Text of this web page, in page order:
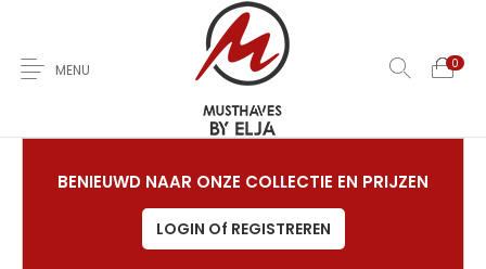
Over Ons Nieuwe Kleding Jas
T-Shirts Rokken Broeken
MENU 0
BENIEUWD NAAR ONZE COLLECTIE EN PRIJZEN
LOGIN Of REGISTREREN